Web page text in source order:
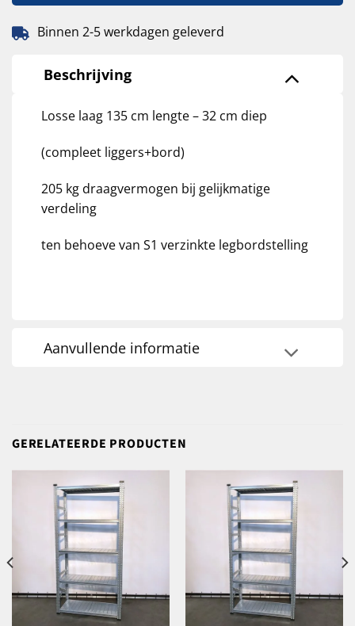
Binnen 2-5 werkdagen geleverd
Beschrijving
Losse laag 135 cm lengte – 32 cm diep
(compleet liggers+bord)
205 kg draagvermogen bij gelijkmatige
verdeling
ten behoeve van S1 verzinkte legbordstelling
Aanvullende informatie
GERELATEERDE PRODUCTEN